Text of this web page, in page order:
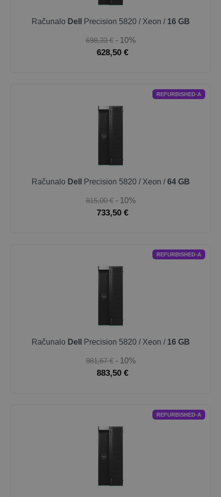
Računalo Dell Precision 5820 / Xeon / 16 GB
698,33 € - 10%
628,50 €
REFURBISHED-A
Računalo Dell Precision 5820 / Xeon /64 GB
815,00 € - 10%
733,50 €
REFURBISHED-A
Računalo Dell Precision 5820 / Xeon / 16 GB
981,67 € - 10%
883,50 €
REFURBISHED-A